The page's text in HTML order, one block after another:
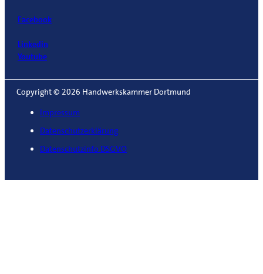
Facebook
Linkedin
Youtube
Copyright © 2026 Handwerkskammer Dortmund
Impressum
Datenschutzerklärung
Datenschutzinfo DSGVO